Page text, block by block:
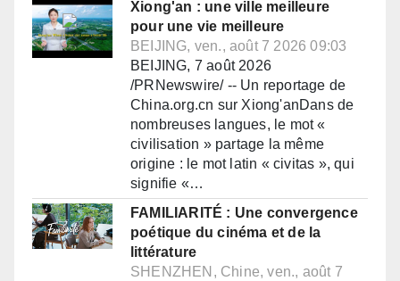
Xiong'an : une ville meilleure
pour une vie meilleure
BEIJING, ven., août 7 2026 09:03
BEIJING, 7 août 2026
/PRNewswire/ -- Un reportage de
China.org.cn sur Xiong'anDans de
nombreuses langues, le mot «
civilisation » partage la même
origine : le mot latin « civitas », qui
signifie «…
FAMILIARITÉ : Une convergence
poétique du cinéma et de la
littérature
SHENZHEN, Chine, ven., août 7